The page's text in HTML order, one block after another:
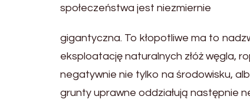
społeczeństwa jest niezmiernie
gigantyczna. To kłopotliwe ma to
eksploatację naturalnych złóż węgla,
negatywnie nie tylko na środowisku,
grunty uprawne oddziałują następnie